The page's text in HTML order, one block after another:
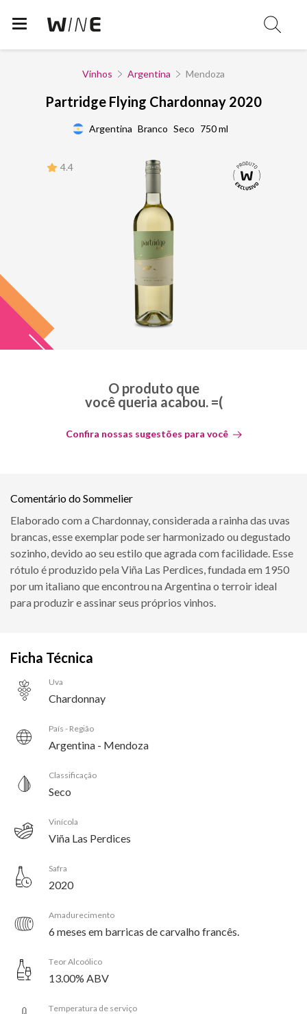
Vinhos Argentina Mendoza
Partridge Flying Chardonnay 2020
Argentina Branco Seco 750 ml
4.4
O produto que
você queria acabou. =(
Confira nossas sugestões para você
Comentário do Sommelier
Elaborado com a Chardonnay, considerada a rainha das uvas
brancas, esse exemplar pode ser harmonizado ou degustado
sozinho, devido ao seu estilo que agrada com facilidade. Esse
rótulo é produzido pela Viña Las Perdices, fundada em 1950
por um italiano que encontrou na Argentina o terroir ideal
para produzir e assinar seus próprios vinhos.
Ficha Técnica
Uva
Chardonnay
País - Região
Argentina - Mendoza
Classificação
Seco
Vinícola
Viña Las Perdices
Safra
2020
Amadurecimento
6 meses em barricas de carvalho francês.
Teor Alcoólico
13.00% ABV
Temperatura de serviço